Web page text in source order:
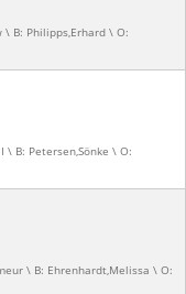
\ B: Philipps,Erhard \ O:
B: Petersen,Sönke \ O:
\ B: Ehrenhardt,Melissa \ O: